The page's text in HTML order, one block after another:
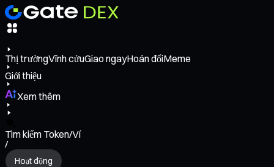
Thị trườngVĩnh cửuGiao ngayHoán đổiMeme
Giới thiệu
Xem thêm
Tìm kiếm Token/Ví
/
Hoạt động